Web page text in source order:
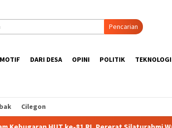
Pencarian
DARI DESA OPINI POLITIK TEKNOLOGI
Cilegon